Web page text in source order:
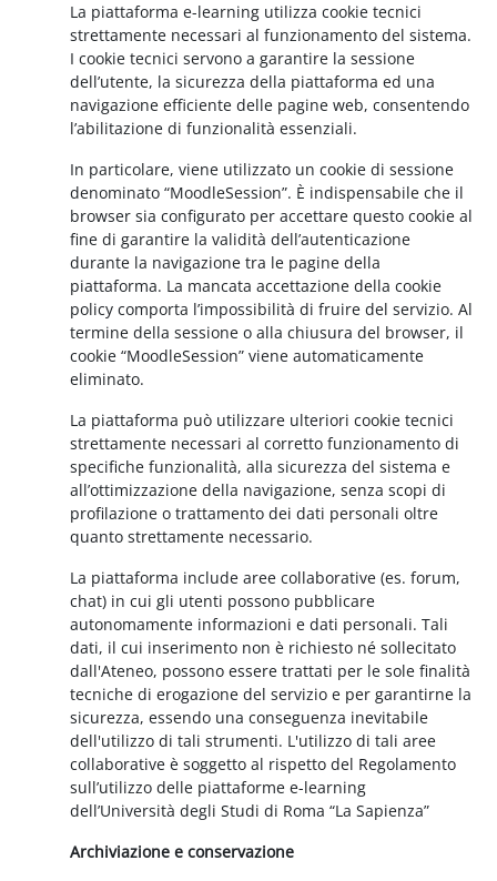
La piattaforma e-learning utilizza cookie tecnici
strettamente necessari al funzionamento del sistema.
I cookie tecnici servono a garantire la sessione
dell’utente, la sicurezza della piattaforma ed una
navigazione efficiente delle pagine web, consentendo
l’abilitazione di funzionalità essenziali.
In particolare, viene utilizzato un cookie di sessione
denominato “MoodleSession”. È indispensabile che il
browser sia configurato per accettare questo cookie al
fine di garantire la validità dell’autenticazione
durante la navigazione tra le pagine della
piattaforma. La mancata accettazione della cookie
policy comporta l’impossibilità di fruire del servizio. Al
termine della sessione o alla chiusura del browser, il
cookie “MoodleSession” viene automaticamente
eliminato.
La piattaforma può utilizzare ulteriori cookie tecnici
strettamente necessari al corretto funzionamento di
specifiche funzionalità, alla sicurezza del sistema e
all’ottimizzazione della navigazione, senza scopi di
profilazione o trattamento dei dati personali oltre
quanto strettamente necessario.
La piattaforma include aree collaborative (es. forum,
chat) in cui gli utenti possono pubblicare
autonomamente informazioni e dati personali. Tali
dati, il cui inserimento non è richiesto né sollecitato
dall'Ateneo, possono essere trattati per le sole finalità
tecniche di erogazione del servizio e per garantirne la
sicurezza, essendo una conseguenza inevitabile
dell'utilizzo di tali strumenti. L'utilizzo di tali aree
collaborative è soggetto al rispetto del Regolamento
sull’utilizzo delle piattaforme e-learning
dell’Università degli Studi di Roma “La Sapienza”
Archiviazione e conservazione